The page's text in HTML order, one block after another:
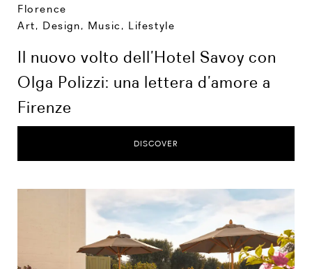
Florence
Art, Design, Music , Lifestyle
Il nuovo volto dell’Hotel Savoy con
Olga Polizzi: una lettera d’amore a
Firenze
DISCOVER